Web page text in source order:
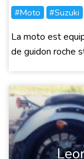
#Moto #Suzuki
La moto est
de guidon roche